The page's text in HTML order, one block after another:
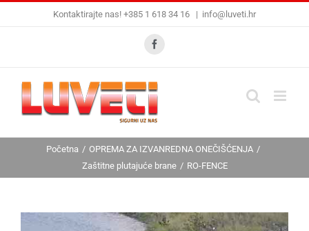
Kontaktirajte nas! +385 1 618 34 16 | info@luveti.hr
Facebook
Početna
OPREMA ZA IZVANREDNA ONEČIŠĆENJA
Zaštitne plutajuće brane
RO-FENCE